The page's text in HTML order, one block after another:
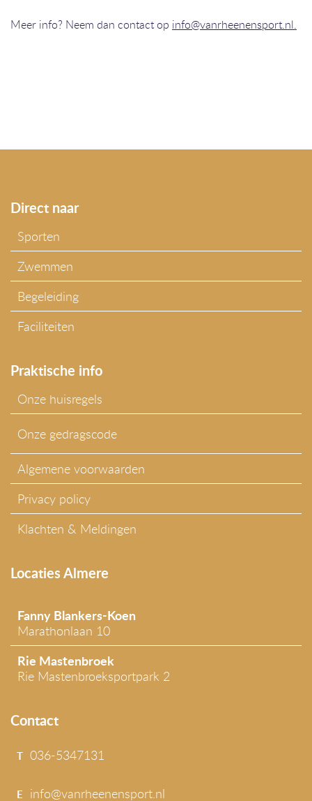
Meer info? Neem dan contact op info@vanrheenensport.nl.
Direct naar
Sporten
Zwemmen
Begeleiding
Faciliteiten
Praktische info
Onze huisregels
Onze gedragscode
Algemene voorwaarden
Privacy policy
Klachten & Meldingen
Locaties Almere
Fanny Blankers-Koen
Marathonlaan 10
Rie Mastenbroek
Rie Mastenbroeksportpark 2
Contact
T 036-5347131
E info@vanrheenensport.nl